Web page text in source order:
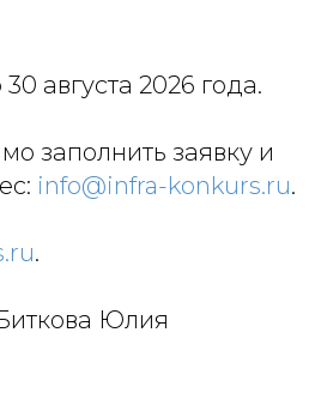
августа 2026 года.
заполнить заявку и
info@infra-konkurs.ru.
.
Юлия